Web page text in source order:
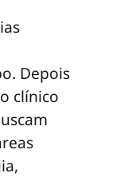
Depois
clínico